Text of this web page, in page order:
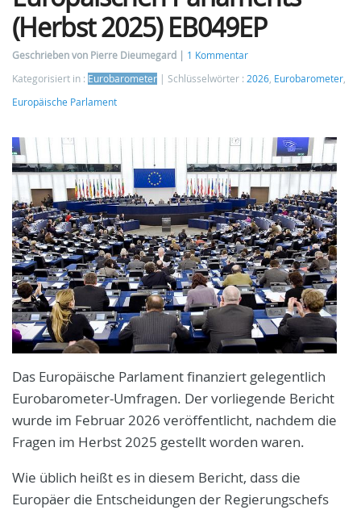
(Herbst 2025) EB049EP
Geschrieben von Pierre Dieumegard
1 Kommentar
Kategorisiert in : Eurobarometer Schlüsselwörter : 2026, Eurobarometer,
Europäische Parlament
Das Europäische Parlament finanziert gelegentlich
Eurobarometer-Umfragen. Der vorliegende Bericht
wurde im Februar 2026 veröffentlicht, nachdem die
Fragen im Herbst 2025 gestellt worden waren.
Wie üblich heißt es in diesem Bericht, dass die
Europäer die Entscheidungen der Regierungschefs